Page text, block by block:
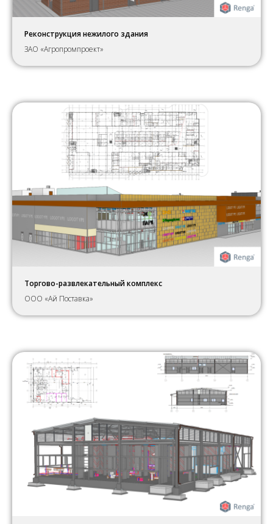
Реконструкция нежилого здания
ЗАО «Агропромпроект»
Торгово-развлекательный комплекс
ООО «Ай Поставка»